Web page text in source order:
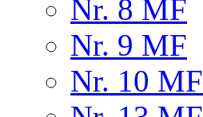
Nr. 8 MF
Nr. 9 MF
Nr. 10 MF